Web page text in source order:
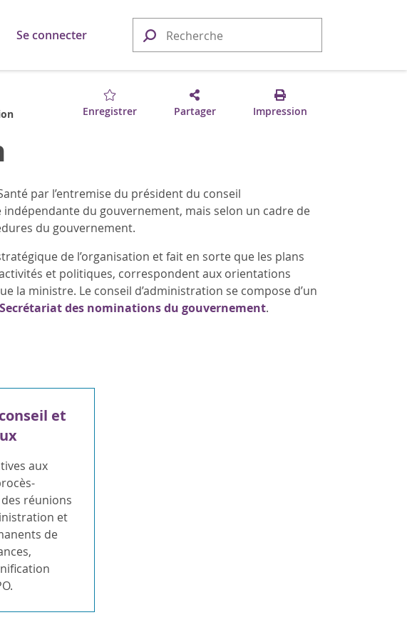
Se connecter
Enregistrer Partager Impression
par l’entremise du président du conseil
indépendante du gouvernement, mais selon un cadre de
du gouvernement.
de l’organisation et fait en sorte que les plans
et politiques, correspondent aux orientations
la ministre. Le conseil d’administration se compose d’un
Secrétariat des nominations du gouvernement.
et
aux
réunions
et
de